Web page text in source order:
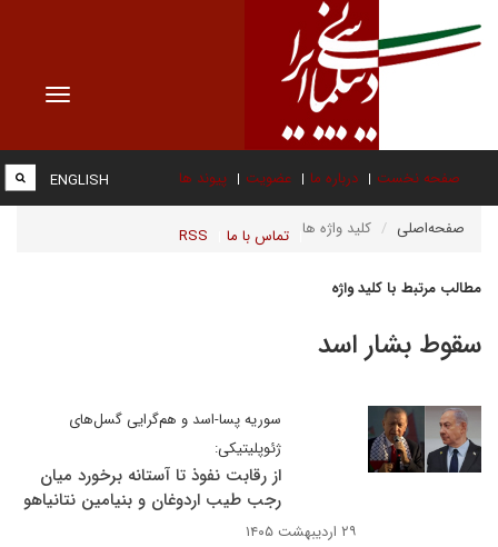
Toggle
صفحه نخست درباره ما عضویت پیوند ها
تماس با ما RSS
ENGLISH
صفحه‌اصلی کلید واژه ها
مطالب مرتبط با کلید واژه
سقوط بشار اسد
سوریه پسا-اسد و هم‌گرایی گسل‌های
ژئوپلیتیکی:
از رقابت نفوذ تا آستانه برخورد میان
رجب طیب اردوغان و بنیامین نتانیاهو
۲۹ اردیبهشت ۱۴۰۵